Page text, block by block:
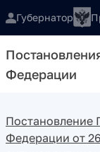
Губернатор
Федерации
Постановление
Федерации от